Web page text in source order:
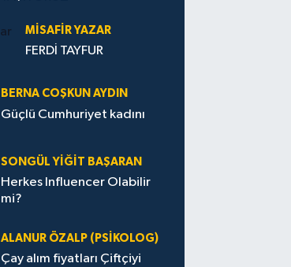
MISAFIR YAZAR
FERDİ TAYFUR
BERNA COŞKUN AYDIN
Güçlü Cumhuriyet kadını
SONGÜL YIĞIT BAŞARAN
Herkes Influencer Olabilir
mi?
ALANUR ÖZALP (PSIKOLOG)
Çay alım fiyatları Çiftçiyi